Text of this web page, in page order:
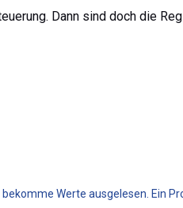
Dann sind doch die
Werte ausgelesen. Ein